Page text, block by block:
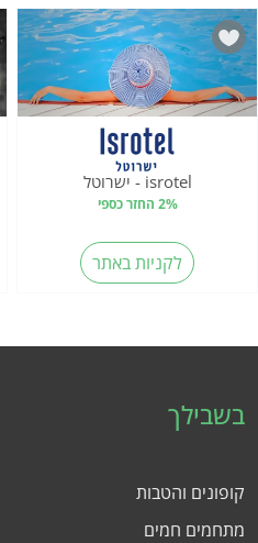
isrotel - ישרוטל
2% החזר כספי
לקניות באתר
בשבילך
קופונים והטבות
מתחמים חמים